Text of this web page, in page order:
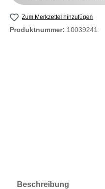
Zum Merkzettel hinzufügen
Produktnummer: 10039241
Beschreibung